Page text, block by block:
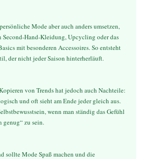
Second-Hand-Kleidung, Upcycling oder das
mit besonderen Accessoires. So entsteht
der nicht jeder Saison hinterherläuft.
und oft sieht am Ende jeder gleich aus.
wenn man ständig das Gefühl
genug“ zu sein.